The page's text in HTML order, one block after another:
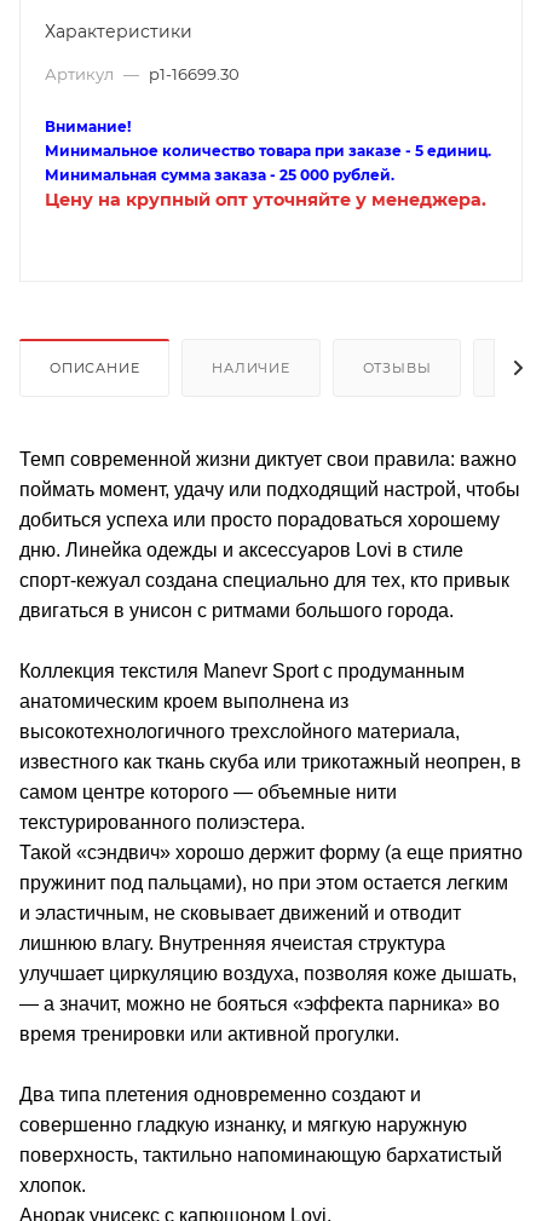
Характеристики
Артикул — p1-16699.30
Внимание!
Минимальное количество товара при заказе - 5 единиц.
Минимальная сумма заказа - 25 000 рублей.
Цену на крупный опт уточняйте у менеджера.
ОПИСАНИЕ НАЛИЧИЕ ОТЗЫВЫ
Темп современной жизни диктует свои правила: важно
поймать момент, удачу или подходящий настрой, чтобы
добиться успеха или просто порадоваться хорошему
дню. Линейка одежды и аксессуаров Lovi в стиле
спорт-кежуал создана специально для тех, кто привык
двигаться в унисон с ритмами большого города.
Коллекция текстиля Manevr Sport с продуманным
анатомическим кроем выполнена из
высокотехнологичного трехслойного материала,
известного как ткань скуба или трикотажный неопрен, в
самом центре которого — объемные нити
текстурированного полиэстера.
Такой «сэндвич» хорошо держит форму (а еще приятно
пружинит под пальцами), но при этом остается легким
и эластичным, не сковывает движений и отводит
лишнюю влагу. Внутренняя ячеистая структура
улучшает циркуляцию воздуха, позволяя коже дышать,
— а значит, можно не бояться «эффекта парника» во
время тренировки или активной прогулки.
Два типа плетения одновременно создают и
совершенно гладкую изнанку, и мягкую наружную
поверхность, тактильно напоминающую бархатистый
хлопок.
Анорак унисекс с капюшоном Lovi.